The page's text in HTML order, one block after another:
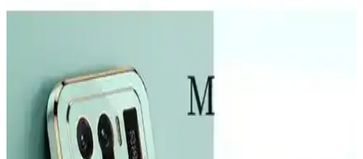
Z-Mobile MacBook Air M2 ve M3 13.6 İnç Koruma
Z-Mobile'ın MacBook Air M2 ve M3 modelleriyle uyumlu 13.6 inç
koruma seti, şeffaf tasarımı ve dayanıklı malzemeleriyle cihazınızı
estetik ve güvenle korur, kullanıcı memnuniyetini artırır.
Galaxy A26 İçin Kadife İç Yüzeyli Şık ve Koruyucu
Lansman Kapakları